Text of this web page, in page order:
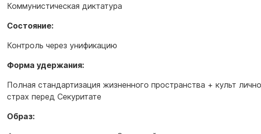
Коммунистическая диктатура
Состояние:
Контроль через унификацию
Форма удержания:
Полная стандартизация жизненного пространства + культ
страх перед Секуритате
Образ: